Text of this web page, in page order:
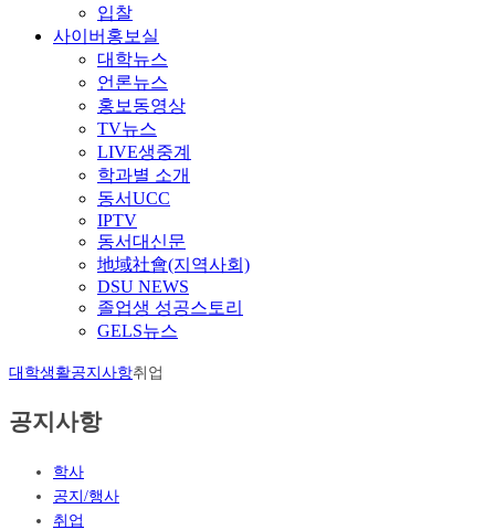
입찰
사이버홍보실
대학뉴스
언론뉴스
홍보동영상
TV뉴스
LIVE생중계
학과별 소개
동서UCC
IPTV
동서대신문
地域社會(지역사회)
DSU NEWS
졸업생 성공스토리
GELS뉴스
대학생활공지사항취업
공지사항
학사
공지/행사
취업